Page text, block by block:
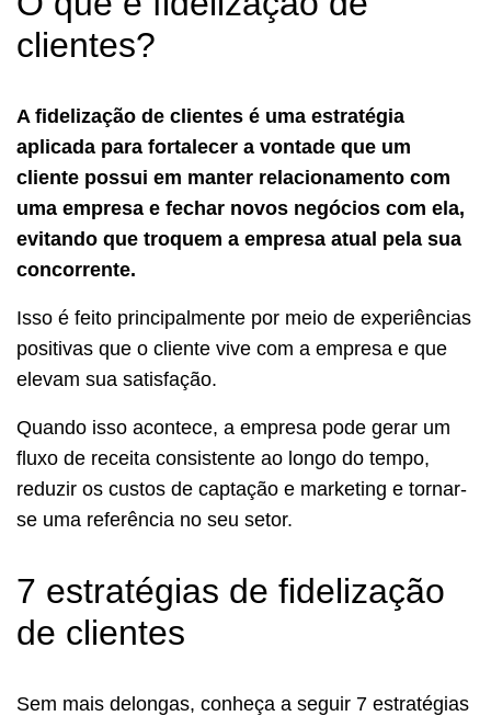
clientes?
A fidelização de clientes é uma estratégia
aplicada para fortalecer a vontade que um
cliente possui em manter relacionamento com
uma empresa e fechar novos negócios com ela,
evitando que troquem a empresa atual pela sua
concorrente.
Isso é feito principalmente por meio de experiências
positivas que o cliente vive com a empresa e que
elevam sua satisfação.
Quando isso acontece, a empresa pode gerar um
fluxo de receita consistente ao longo do tempo,
reduzir os custos de captação e marketing e tornar-
se uma referência no seu setor.
7 estratégias de fidelização
de clientes
Sem mais delongas, conheça a seguir 7 estratégias